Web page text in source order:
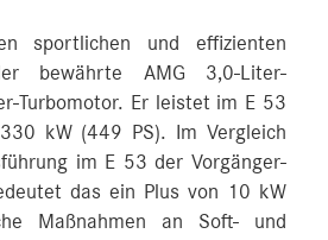
sportlichen und effizienten
bewährte AMG 3,0-Liter-
Turbomotor. Er leistet im E 53
330 kW (449 PS). Im Vergleich
im E 53 der Vorgänger-
das ein Plus von 10 kW
Maßnahmen an Soft- und